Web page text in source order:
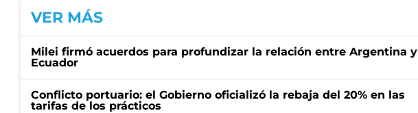
VER MÁS
Milei firmó acuerdos para profundizar la relación entre Argentina y
Ecuador
Conflicto portuario: el Gobierno oficializó la rebaja del 20% en las
tarifas de los prácticos